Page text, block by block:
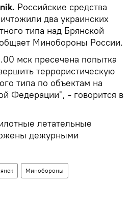
Российские средства
два украинских
типа над Брянской
Минобороны России.
мск пресечена попытка
террористическую
типа по объектам на
Федерации", - говорится в
летательные
дежурными
Минобороны